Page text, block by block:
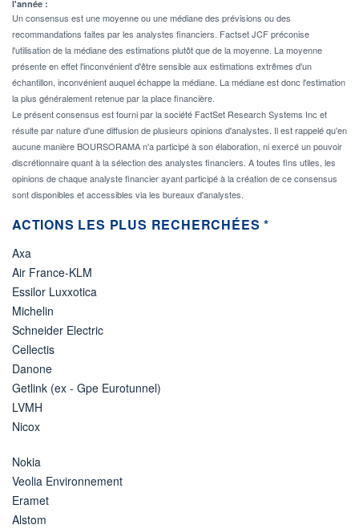
l'année :
Un consensus est une moyenne ou une médiane des prévisions ou des
recommandations faites par les analystes financiers. Factset JCF préconise
l'utilisation de la médiane des estimations plutôt que de la moyenne. La moyenne
présente en effet l'inconvénient d'être sensible aux estimations extrêmes d'un
échantillon, inconvénient auquel échappe la médiane. La médiane est donc l'estimation
la plus généralement retenue par la place financière.
Le présent consensus est fourni par la société FactSet Research Systems Inc et
résulte par nature d'une diffusion de plusieurs opinions d'analystes. Il est rappelé qu'en
aucune manière BOURSORAMA n'a participé à son élaboration, ni exercé un pouvoir
discrétionnaire quant à la sélection des analystes financiers. A toutes fins utiles, les
opinions de chaque analyste financier ayant participé à la création de ce consensus
sont disponibles et accessibles via les bureaux d'analystes.
ACTIONS LES PLUS RECHERCHÉES *
Axa
Air France-KLM
Essilor Luxxotica
Michelin
Schneider Electric
Cellectis
Danone
Getlink (ex - Gpe Eurotunnel)
LVMH
Nicox
Nokia
Veolia Environnement
Eramet
Alstom